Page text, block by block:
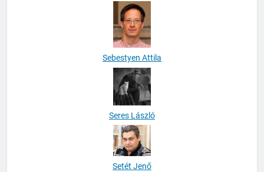
Sebestyen Attila
Seres László
Setét Jenő